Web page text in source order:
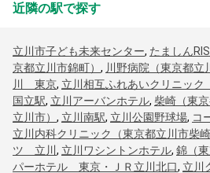
近隣の駅で探す
立川市子ども未来センター, たましん
京都立川市錦町） , 川野病院（東京都立
川 東京, 立川相互ふれあいクリニック
国立駅, 立川アーバンホテル, 柴崎（東京
立川市） , 立川南駅, 立川公園野球場, コ
立川内科クリニック（東京都立川市柴崎
ツ 立川 , 立川ワシントンホテル, 錦（東
パーホテル 東京・ＪＲ立川北口, 立川